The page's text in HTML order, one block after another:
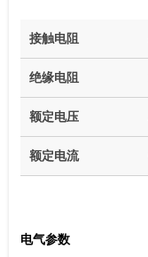
接触电阻
绝缘电阻
额定电压
额定电流
电气参数